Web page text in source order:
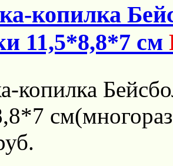
копилка
11,5*8,8*7 см
копилка